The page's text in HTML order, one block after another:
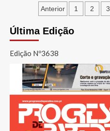
Paginação
dos
conteúdos
Anterior 1 2 3
Última Edição
Edição Nº3638